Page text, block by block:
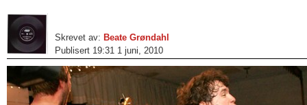
Skrevet av: Beate Grøndahl
Publisert 19:31 1 juni, 2010